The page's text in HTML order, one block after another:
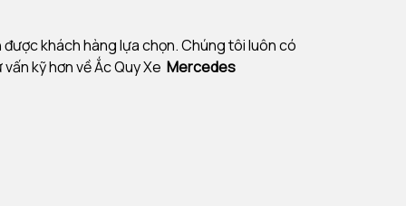
khách hàng lựa chọn. Chúng tôi luôn có
kỹ hơn về Ắc Quy Xe Mercedes